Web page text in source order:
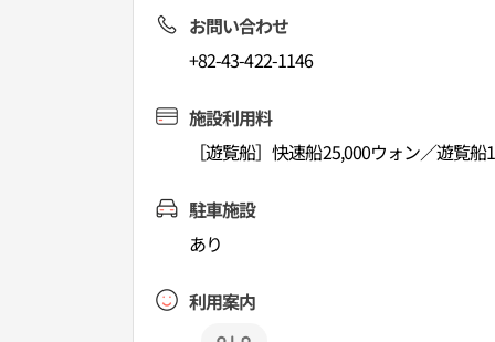
お問い合わせ
+82-43-422-1146
施設利用料
［遊覧船］快速船25,000ウォン／遊覧船
駐車施設
あり
利用案内